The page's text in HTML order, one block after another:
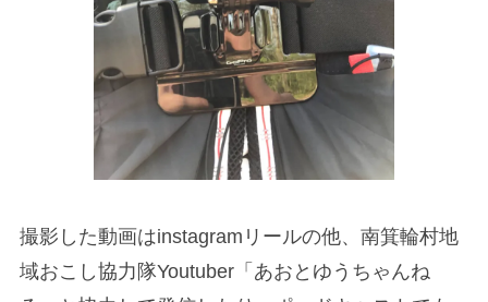
撮影した動画はinstagramリールの他、南箕輪村地
域おこし協力隊Youtuber「あおとゆうちゃんね